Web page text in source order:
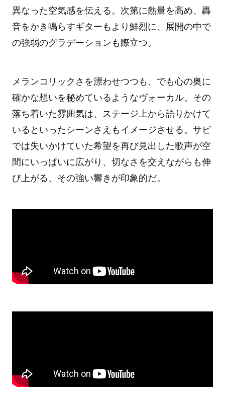
異なった空気感を伝える。次第に熱量を高め、轟
音をかき鳴らすギターもより鮮烈に、展開の中で
の強弱のグラデーションも際立つ。
メランコリックさを漂わせつつも、でも心の奥に
確かな想いを秘めているようなヴォーカル。その
落ち着いた雰囲気は、ステージ上から語りかけて
いるといったシーンさえもイメージさせる。サビ
では失いかけていた希望を再び見出した歌声が空
間にいっぱいに広がり、切なさを交えながらも伸
び上がる、その強い響きが印象的だ。